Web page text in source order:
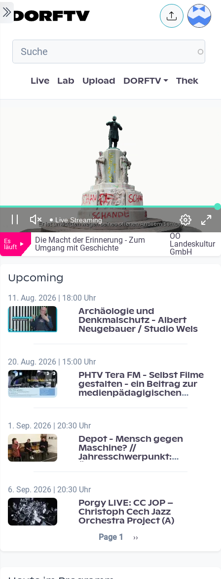
Skip to main content User
Hauptnavigation
Live Lab Upload DORFTV Thek
Live Streaming
Es
läuft
Die Macht der Erinnerung - Zum
Umgang mit Geschichte
OÖ
Landeskultur
GmbH
Upcoming
11. Aug. 2026 | 18:00 Uhr
Archäologie und
Denkmalschutz - Albert
Neugebauer / Studio Wels
20. Aug. 2026 | 15:00 Uhr
PHTV Tera FM - Selbst Filme
gestalten - ein Beitrag zur
medienpädagigischen
1. Sep. 2026 | 20:30 Uhr
Depot - Mensch gegen
Maschine? //
Jahresschwerpunkt:
6. Sep. 2026 | 20:30 Uhr
Porgy LIVE: CC JOP –
Christoph Cech Jazz
Orchestra Project (A)
Seitennummerierung
Page 1 Next page
››